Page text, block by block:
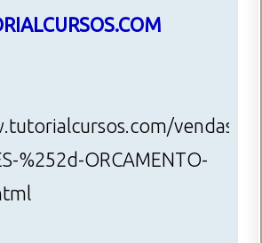
vendas/
%252d-ORCAMENTO-